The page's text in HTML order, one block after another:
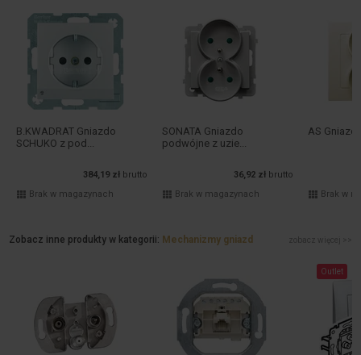
B.KWADRAT Gniazdo
SCHUKO z pod...
384,19 zł brutto
Brak w magazynach
SONATA Gniazdo
podwójne z uzie...
36,92 zł brutto
Brak w magazynach
AS
Brak w
Zobacz inne produkty w kategorii: Mechanizmy gniazd zobacz więcej >>
Outlet